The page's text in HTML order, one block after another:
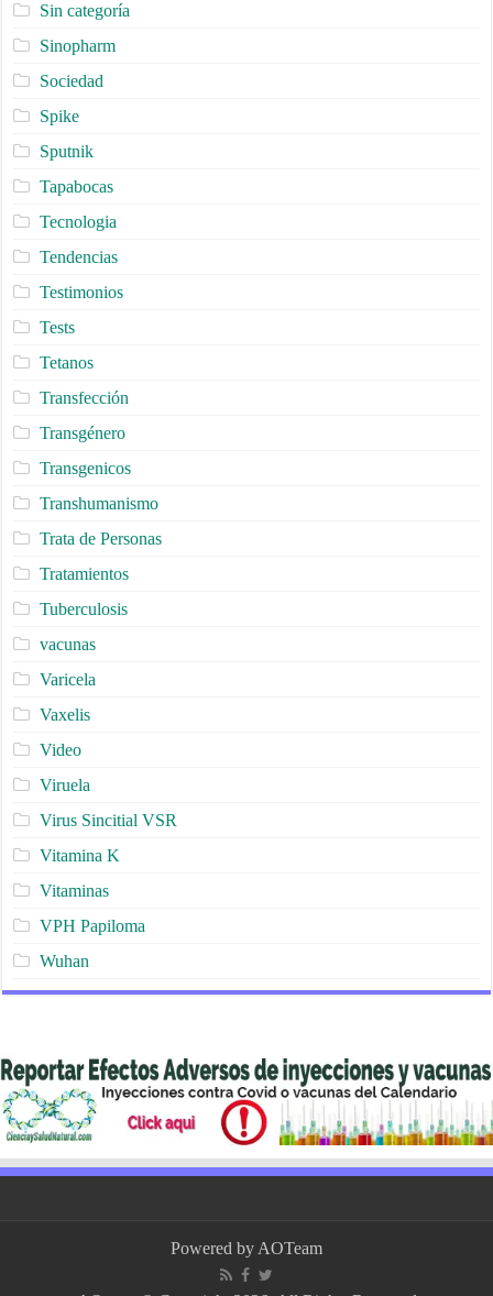
Sin categoría
Sinopharm
Sociedad
Spike
Sputnik
Tapabocas
Tecnologia
Tendencias
Testimonios
Tests
Tetanos
Transfección
Transgénero
Transgenicos
Transhumanismo
Trata de Personas
Tratamientos
Tuberculosis
vacunas
Varicela
Vaxelis
Video
Viruela
Virus Sincitial VSR
Vitamina K
Vitaminas
VPH Papiloma
Wuhan
Powered by AOTeam